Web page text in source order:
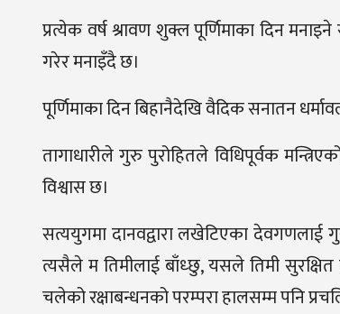
प्रत्येक वर्ष श्रावण शुक्ल पूर्णिमाका दिन
गरेर मनाइँदै छ।
पूर्णिमाका दिन बिहानैदेखि वैदिक सनातन
तागाधारीले गुरु पुरोहितले विधिपूर्वक
विश्वास छ।
सत्ययुगमा दानवद्वारा लखेटिएका देवगणलाई
त्यसैले म तिमीलाई बाँध्छु, यसले तिमी सुरक्षित
चलेको रक्षाबन्धनको परम्परा हालसम्म पनि